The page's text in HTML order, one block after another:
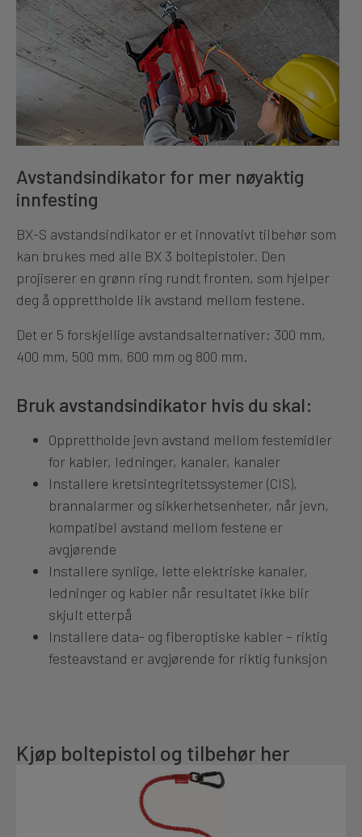
Avstandsindikator for mer nøyaktig
innfesting
BX-S avstandsindikator er et innovativt tilbehør som
kan brukes med alle BX 3 boltepistoler. Den
projiserer en grønn ring rundt fronten, som hjelper
deg å opprettholde lik avstand mellom festene.
Det er 5 forskjellige avstandsalternativer: 300 mm,
400 mm, 500 mm, 600 mm og 800 mm.
Bruk avstandsindikator hvis du skal:
Opprettholde jevn avstand mellom festemidler
for kabler, ledninger, kanaler, kanaler
Installere kretsintegritetssystemer (CIS),
brannalarmer og sikkerhetsenheter, når jevn,
kompatibel avstand mellom festene er
avgjørende
Installere synlige, lette elektriske kanaler,
ledninger og kabler når resultatet ikke blir
skjult etterpå
Installere data- og fiberoptiske kabler – riktig
festeavstand er avgjørende for riktig funksjon
Kjøp boltepistol og tilbehør her